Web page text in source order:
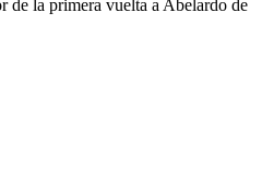
de la primera vuelta a Abelardo de